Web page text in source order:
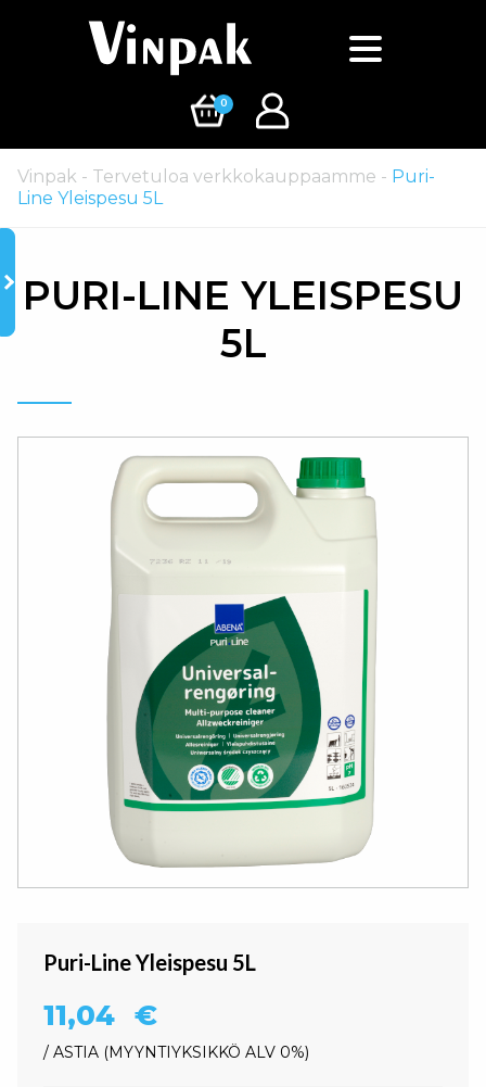
0
Vinpak - Tervetuloa verkkokauppaamme - Puri-
Line Yleispesu 5L
PURI-LINE YLEISPESU
5L
Puri-Line Yleispesu 5L
11,04 €
/ ASTIA MYYNTIYKSIKKÖ ALV 0%